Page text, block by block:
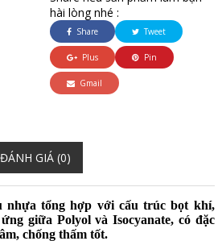
hài lòng nhé :
Share Tweet
Plus Pin
Gmail
ĐÁNH GIÁ (0)
nhựa tổng hợp với cấu trúc bọt khí,
giữa Polyol và Isocyanate, có đặc
chống thấm tốt.